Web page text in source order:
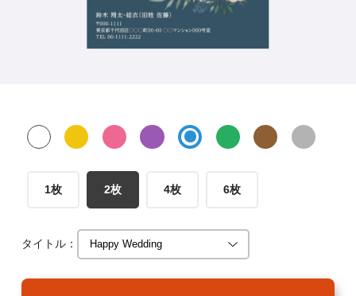
サービス詳細
お問い合わせ
1枚 2枚 4枚 6枚
タイトル：